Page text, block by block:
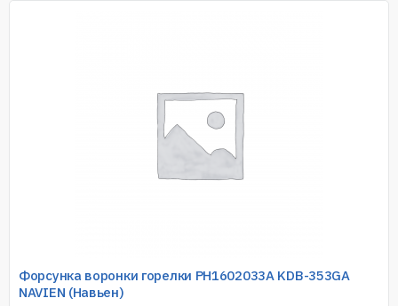
Форсунка воронки горелки PH1602033A KDB-353GA
NAVIEN (Навьен)